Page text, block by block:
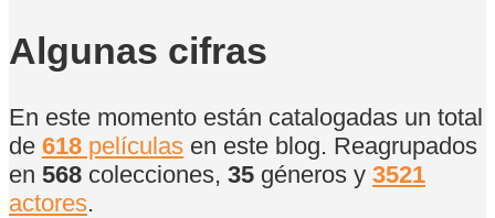
Películas
Algunas cifras
En este momento están catalogadas un total
de 618 películas en este blog. Reagrupados
en 568 colecciones, 35 géneros y 3521
actores.